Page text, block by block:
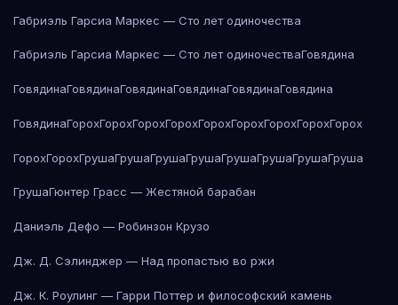
Габриэль Гарсиа Маркес — Сто лет одиночества
Габриэль Гарсиа Маркес — Сто лет одиночестваГовядина
ГовядинаГовядинаГовядинаГовядинаГовядинаГовядина
ГовядинаГорохГорохГорохГорохГорохГорохГорохГорохГорох
ГорохГорохГрушаГрушаГрушаГрушаГрушаГрушаГрушаГруша
ГрушаГюнтер Грасс — Жестяной барабан
Даниэль Дефо — Робинзон Крузо
Дж. Д. Сэлинджер — Над пропастью во ржи
Дж. К. Роулинг — Гарри Поттер и философский камень